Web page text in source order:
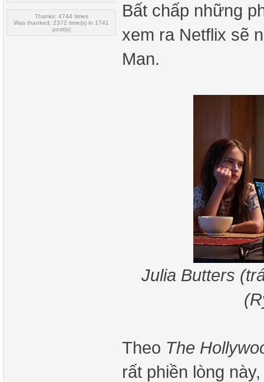
Thanks: 4744 times
Was thanked: 2372 time(s) in 1741
post(s)
Bất chấp những
xem ra Netflix sẽ
Man.
Julia Butters
Theo The
rất phiền lòng